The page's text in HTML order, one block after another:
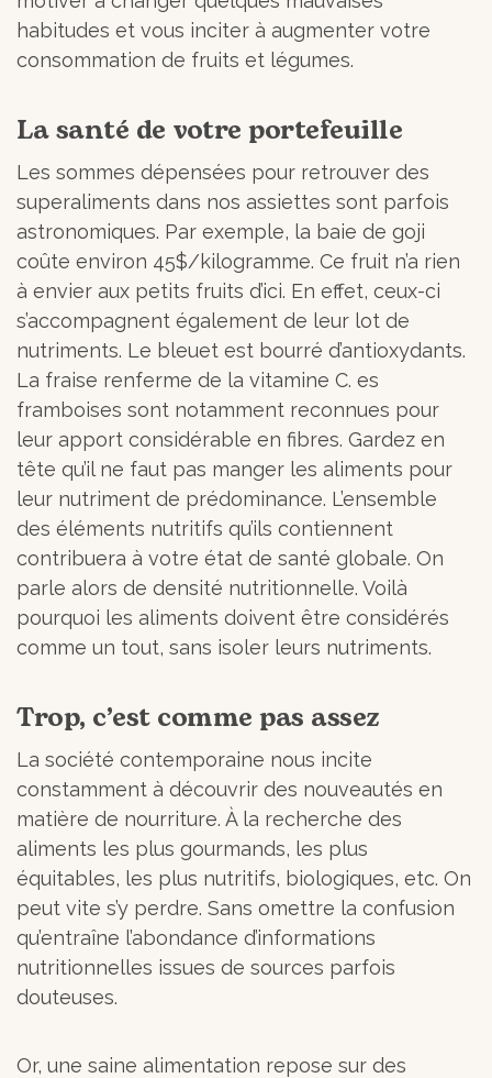
habitudes et vous inciter à augmenter votre
consommation de fruits et légumes.
La santé de votre portefeuille
Les sommes dépensées pour retrouver des
superaliments dans nos assiettes sont parfois
astronomiques. Par exemple, la baie de goji
coûte environ 45$/kilogramme. Ce fruit n’a rien
à envier aux petits fruits d’ici. En effet, ceux-ci
s’accompagnent également de leur lot de
nutriments. Le bleuet est bourré d’antioxydants.
La fraise renferme de la vitamine C. es
framboises sont notamment reconnues pour
leur apport considérable en fibres. Gardez en
tête qu’il ne faut pas manger les aliments pour
leur nutriment de prédominance. L’ensemble
des éléments nutritifs qu’ils contiennent
contribuera à votre état de santé globale. On
parle alors de densité nutritionnelle. Voilà
pourquoi les aliments doivent être considérés
comme un tout, sans isoler leurs nutriments.
Trop, c’est comme pas assez
La société contemporaine nous incite
constamment à découvrir des nouveautés en
matière de nourriture. À la recherche des
aliments les plus gourmands, les plus
équitables, les plus nutritifs, biologiques, etc. On
peut vite s’y perdre. Sans omettre la confusion
qu’entraîne l’abondance d’informations
nutritionnelles issues de sources parfois
douteuses.
Or, une saine alimentation repose sur des